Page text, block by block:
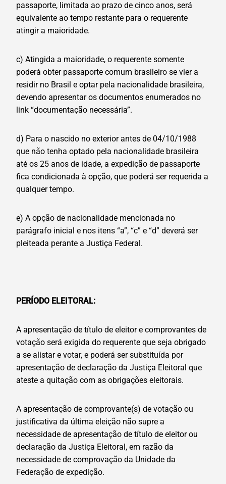
passaporte, limitada ao prazo de cinco anos, será
equivalente ao tempo restante para o requerente
atingir a maioridade.
c) Atingida a maioridade, o requerente somente
poderá obter passaporte comum brasileiro se vier a
residir no Brasil e optar pela nacionalidade brasileira,
devendo apresentar os documentos enumerados no
link “documentação necessária”.
d) Para o nascido no exterior antes de 04/10/1988
que não tenha optado pela nacionalidade brasileira
até os 25 anos de idade, a expedição de passaporte
fica condicionada à opção, que poderá ser requerida a
qualquer tempo.
e) A opção de nacionalidade mencionada no
parágrafo inicial e nos itens “a”, “c” e “d” deverá ser
pleiteada perante a Justiça Federal.
PERÍODO ELEITORAL:
A apresentação de título de eleitor e comprovantes de
votação será exigida do requerente que seja obrigado
a se alistar e votar, e poderá ser substituída por
apresentação de declaração da Justiça Eleitoral que
ateste a quitação com as obrigações eleitorais.
A apresentação de comprovante(s) de votação ou
justificativa da última eleição não supre a
necessidade de apresentação de título de eleitor ou
declaração da Justiça Eleitoral, em razão da
necessidade de comprovação da Unidade da
Federação de expedição.